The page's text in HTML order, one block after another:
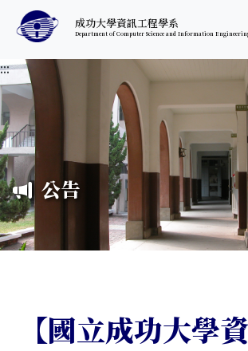
跳至中央內容區塊
成功大學資訊工程學系
Department of Computer Science and Information
:::
公告
【國立成功大學